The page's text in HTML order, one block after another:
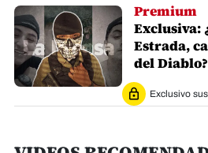
Premium
Exclusiva:
Estrada,
del Diablo?
Exclusivo